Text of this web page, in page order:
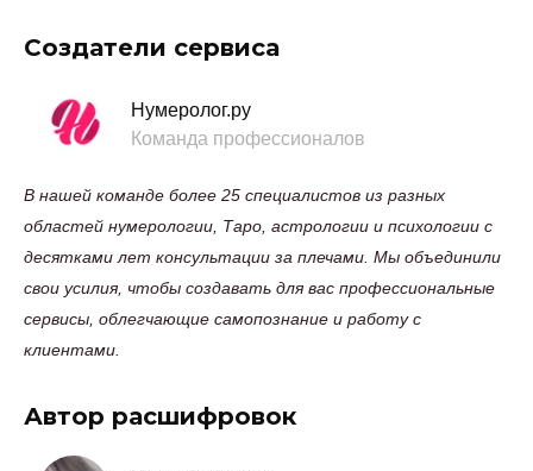
Создатели сервиса
Нумеролог.ру
Команда профессионалов
В нашей команде более 25 специалистов из разных
областей нумерологии, Таро, астрологии и психологии с
десятками лет консультации за плечами. Мы объединили
свои усилия, чтобы создавать для вас профессиональные
сервисы, облегчающие самопознание и работу с
клиентами.
Автор расшифровок